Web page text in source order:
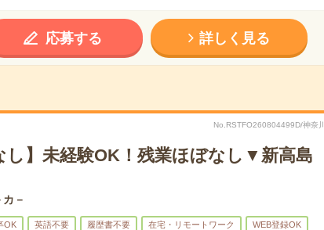
応募する 詳しく見る
No.RSTFO260804499D/神奈川
し】未経験OK！残業ほぼなし▼新高島
－
OK 英語不要 履歴書不要 在宅・リモートワーク WEB登録OK